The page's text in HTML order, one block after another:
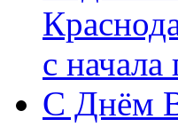
с начала
C Днём